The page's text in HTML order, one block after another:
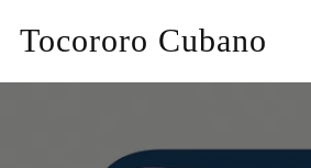
Tocororo Cubano